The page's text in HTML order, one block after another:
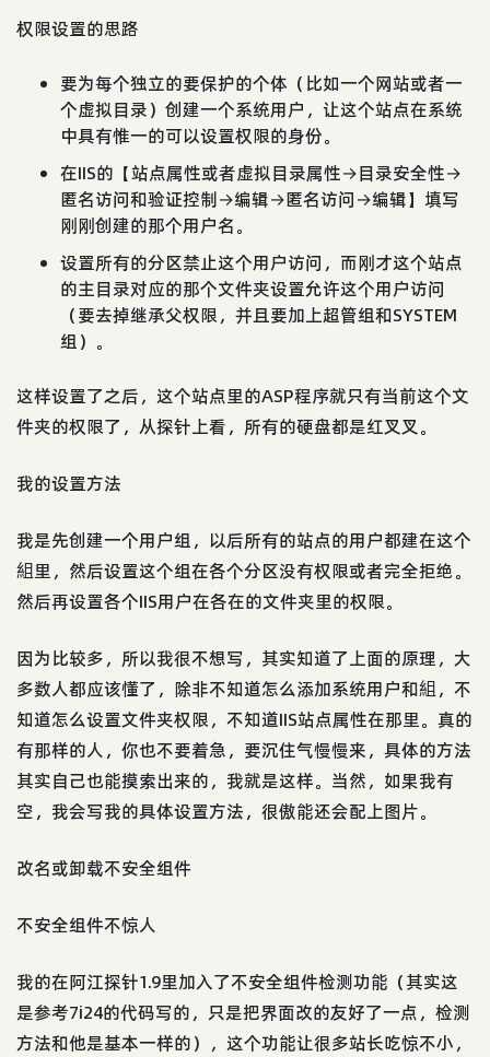
权限设置的思路
要为每个独立的要保护的个体（比如一个网站或者一
个虚拟目录）创建一个系统用户，让这个站点在系统
中具有惟一的可以设置权限的身份。
在IIS的【站点属性或者虚拟目录属性→目录安全性→
匿名访问和验证控制→编辑→匿名访问→编辑】填写
刚刚创建的那个用户名。
设置所有的分区禁止这个用户访问，而刚才这个站点
的主目录对应的那个文件夹设置允许这个用户访问
（要去掉继承父权限，并且要加上超管组和SYSTEM
组）。
这样设置了之后，这个站点里的ASP程序就只有当前这个文
件夹的权限了，从探针上看，所有的硬盘都是红叉叉。
我的设置方法
我是先创建一个用户组，以后所有的站点的用户都建在这个
組里，然后设置这个组在各个分区没有权限或者完全拒绝。
然后再设置各个IIS用户在各在的文件夹里的权限。
因为比较多，所以我很不想写，其实知道了上面的原理，大
多数人都应该懂了，除非不知道怎么添加系统用户和組，不
知道怎么设置文件夹权限，不知道IIS站点属性在那里。真的
有那样的人，你也不要着急，要沉住气慢慢来，具体的方法
其实自己也能摸索出来的，我就是这样。当然，如果我有
空，我会写我的具体设置方法，很傲能还会配上图片。
改名或卸载不安全组件
不安全组件不惊人
我的在阿江探针1.9里加入了不安全组件检测功能（其实这
是参考7i24的代码写的，只是把界面改的友好了一点，检测
方法和他是基本一样的），这个功能让很多站长吃惊不小，